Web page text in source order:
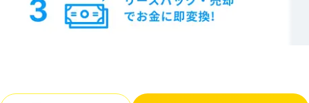
法人向け資料ダウンロード